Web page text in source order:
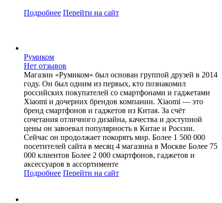
Подробнее Перейти на сайт
Румиком
Нет отзывов
Магазин «Румиком» был основан группой друзей в 2014
году. Он был одним из первых, кто познакомил
российских покупателей со смартфонами и гаджетами
Xiaomi и дочерних брендов компании. Xiaomi — это
бренд смартфонов и гаджетов из Китая. За счёт
сочетания отличного дизайна, качества и доступной
цены он завоевал популярность в Китае и России.
Сейчас он продолжает покорять мир. Более 1 500 000
посетителей сайта в месяц 4 магазина в Москве Более 75
000 клиентов Более 2 000 смартфонов, гаджетов и
аксессуаров в ассортименте
Подробнее Перейти на сайт